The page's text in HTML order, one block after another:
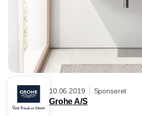
10.06.2019 Sponseret
Grohe A/S